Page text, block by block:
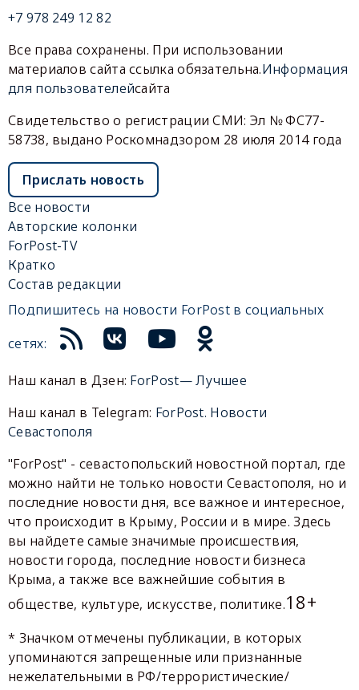
+7 978 249 12 82
Все права сохранены. При использовании
материалов сайта ссылка обязательна.Информация
для пользователейсайта
Свидетельство о регистрации СМИ: Эл № ФС77-
58738, выдано Роскомнадзором 28 июля 2014 года
Прислать новость
Все новости
Авторские колонки
ForPost-TV
Кратко
Состав редакции
Подпишитесь на новости ForPost в социальных
сетях:
Наш канал в Дзен: ForPost— Лучшее
Наш канал в Telegram: ForPost. Новости
Севастополя
"ForPost" - севастопольский новостной портал, где
можно найти не только новости Севастополя, но и
последние новости дня, все важное и интересное,
что происходит в Крыму, России и в мире. Здесь
вы найдете самые значимые происшествия,
новости города, последние новости бизнеса
Крыма, а также все важнейшие события в
обществе, культуре, искусстве, политике.18+
* Значком отмечены публикации, в которых
упоминаются запрещенные или признанные
нежелательными в РФ/террористические/